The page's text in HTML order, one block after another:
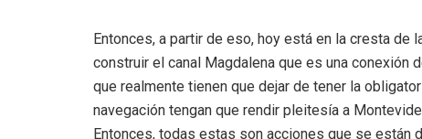
Entonces, a partir de eso, hoy está en la cresta de
construir el canal Magdalena que es una conexión
que realmente tienen que dejar de tener la
navegación tengan que rendir pleitesía a
Entonces, todas estas son acciones que se están